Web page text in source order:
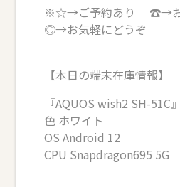
※☆→ご予約あり ☎→お
◎→お気軽にどうぞ
【本日の端末在庫情報】
『AQUOS wish2 SH-
色 ホワイト
OS Android 12
CPU Snapdragon695 5G